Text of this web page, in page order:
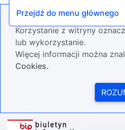
Przejdź do menu głównego
Nasza strona wykorzystuje
Korzystanie z witryny
lub wykorzystanie.
Więcej informacji można
Cookies.